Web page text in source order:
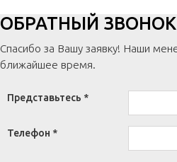
ОБРАТНЫЙ ЗВОНОК
Спасибо за Вашу заявку! Наши
ближайшее время.
Представьтесь *
Телефон *